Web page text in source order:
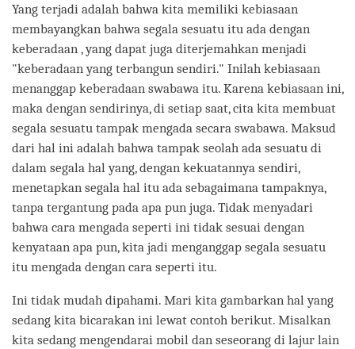
Yang terjadi adalah bahwa kita memiliki kebiasaan
membayangkan bahwa segala sesuatu itu ada dengan
keberadaan , yang dapat juga diterjemahkan menjadi
"keberadaan yang terbangun sendiri." Inilah kebiasaan
menanggap keberadaan swabawa itu. Karena kebiasaan ini,
maka dengan sendirinya, di setiap saat, cita kita membuat
segala sesuatu tampak mengada secara swabawa. Maksud
dari hal ini adalah bahwa tampak seolah ada sesuatu di
dalam segala hal yang, dengan kekuatannya sendiri,
menetapkan segala hal itu ada sebagaimana tampaknya,
tanpa tergantung pada apa pun juga. Tidak menyadari
bahwa cara mengada seperti ini tidak sesuai dengan
kenyataan apa pun, kita jadi menganggap segala sesuatu
itu mengada dengan cara seperti itu.
Ini tidak mudah dipahami. Mari kita gambarkan hal yang
sedang kita bicarakan ini lewat contoh berikut. Misalkan
kita sedang mengendarai mobil dan seseorang di lajur lain